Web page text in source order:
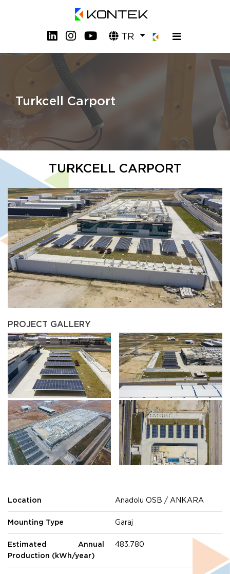
TR
Turkcell Carport
TURKCELL CARPORT
PROJECT GALLERY
Location Anadolu OSB / ANKARA
Mounting Type Garaj
Estimated Annual
Production (kWh/year)
483.780